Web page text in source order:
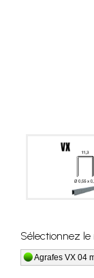
Sélectionnez
Agrafes VX 04